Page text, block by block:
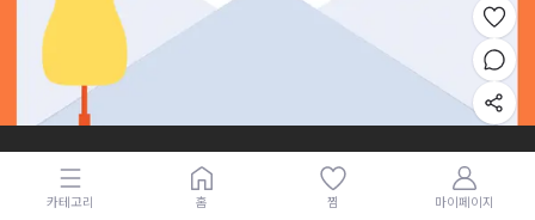
카테고리 홈 찜 마이페이지